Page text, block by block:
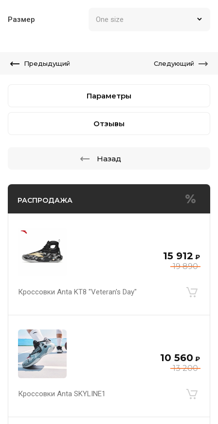
РАСПРОДАЖА
19 890
15 912 ₽
Кроссовки Anta KT8 "Veteran's Day"
13 200
10 560 ₽
Кроссовки Anta SKYLINE1
Размер
Предыдущий Следующий
Параметры
Отзывы
Назад